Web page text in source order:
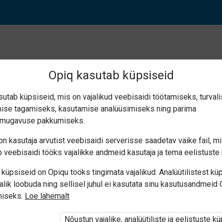
Suuline ja kirjalik
Opiqusse sisse logitud.
Opiq kasutab küpsiseid
küpsiseid, mis on vajalikud veebisaidi töötamiseks,
tagamiseks, kasutamise analüüsimiseks ning parima
pakkumiseks.
kasutaja arvutist veebisaidi serverisse saadetav väike fail,
veebisaidi tööks vajalikke andmeid kasutaja ja tema eelistuste
küpsiseid on Opiqu tööks tingimata vajalikud. Analüütilistest
loobuda ning sellisel juhul ei kasutata sinu kasutusandmeid
Loe lähemalt
Nõustun vajalike, analüütiliste ja eelistuste